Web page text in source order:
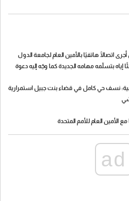
اتصالًا هاتفيًا بالأمين العام لجامعة الدول
إياه بتسلّمه مهامه الجديدة كما وجّه إليه دعوة
نسف حي كامل في قضاء بنت جبيل استمرارية
الأمين العام للأمم المتحدة
ad